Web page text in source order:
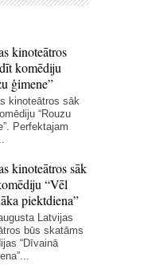
kinoteātros
komēdiju
ģimene”
kinoteātros sāk
“Rouzu
Perfektajam
kinoteātros sāk
“Vēl
piektdiena”
Latvijas
būs skatāms
“Dīvainā